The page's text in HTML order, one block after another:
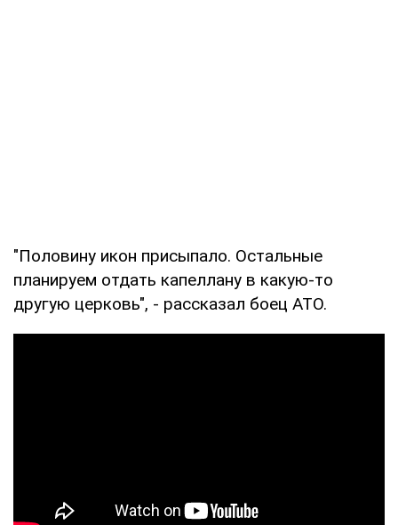
"Половину икон присыпало. Остальные
планируем отдать капеллану в какую-то
другую церковь", - рассказал боец АТО.